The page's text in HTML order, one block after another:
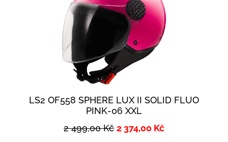
LS2 OF558 SPHERE LUX II SOLID FLUO
PINK-06 XXL
2 499,00Kč 2 374,00 Kč